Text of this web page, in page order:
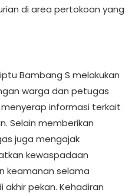
di area pertokoan yang
Bambang S melakukan
warga dan petugas
informasi terkait
Selain memberikan
juga mengajak
kewaspadaan
keamanan selama
pekan. Kehadiran